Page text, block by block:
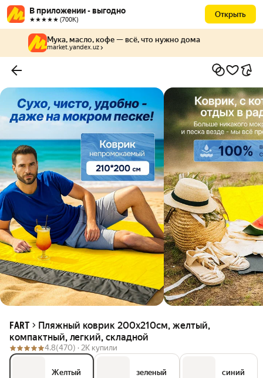
В приложении - выгодно
★★★★★ (700К)
Открыть
Мука, масло, кофе — всё, что нужно дома
market.yandex.uz
FART
Пляжный коврик 200х210см, желтый,
компактный, легкий, складной
4.8(470) · 2K купили
Желтый зеленый синий